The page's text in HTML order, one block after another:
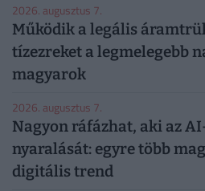
2026. augusztus 7.
Működik a legális
tízezreket a legmelegebb
magyarok
2026. augusztus 7.
Nagyon ráfázhat, aki az
nyaralását: egyre több
digitális trend